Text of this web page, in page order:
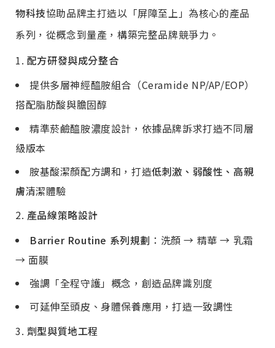
物科技協助品牌主打造以「屏障至上」為核心的產品
系列，從概念到量產，構築完整品牌競爭力。
1. 配方研發與成分整合
提供多層神經醯胺組合（Ceramide NP/AP/EOP）
搭配脂肪酸與膽固醇
精準菸鹼醯胺濃度設計，依據品牌訴求打造不同層
級版本
胺基酸潔顏配方調和，打造低刺激、弱酸性、高親
膚清潔體驗
2. 產品線策略設計
Barrier Routine 系列規劃 ：洗顏 → 精華 → 乳霜
→ 面膜
強調「全程守護」概念，創造品牌識別度
可延伸至頭皮、身體保養應用，打造一致調性
3. 劑型與質地工程